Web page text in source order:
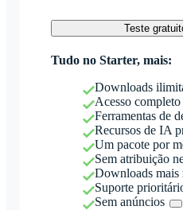
Teste
Tudo no Starter, mais:
Downloads
Acesso
Ferramentas de
Recursos de IA
Um pacote por
Sem atribuição
Downloads mais
Suporte
Sem anúncios